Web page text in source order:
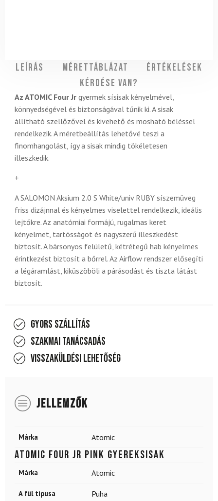
Leírás Mérettáblázat
Értékelések
Kérdése van?
Az ATOMIC Four Jr gyermek sísisak kényelmével,
könnyedségével és biztonságával tűnik ki. A sisak
állítható szellőzővel és kivehető és mosható béléssel
rendelkezik. A méretbeállítás lehetővé teszi a
finomhangolást, így a sisak mindig tökéletesen
illeszkedik.
+
A SALOMON Aksium 2.0 S White/univ RUBY síszemüveg
friss dizájnnal és kényelmes viselettel rendelkezik, ideális
lejtőkre. Az anatómiai formájú, rugalmas keret
kényelmet, tartósságot és nagyszerű illeszkedést
biztosít. A bársonyos felületű, kétrétegű hab kényelmes
érintkezést biztosít a bőrrel. Az Airflow rendszer elősegíti
a légáramlást, kiküszöböli a párásodást és tiszta látást
biztosít.
Gyors szállítás
Szakmai tanácsadás
Visszaküldési lehetőség
JELLEMZŐK
Márka Atomic
ATOMIC Four Jr Pink gyereksisak
Márka Atomic
A fül típusa Puha